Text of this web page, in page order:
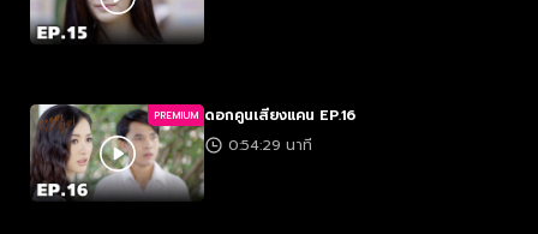
PREMIUM ดอกคูนเสียงแคน EP.16
0:54:29 นาที